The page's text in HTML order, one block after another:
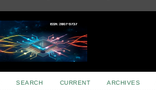
SEARCH CURRENT ARCHIVES